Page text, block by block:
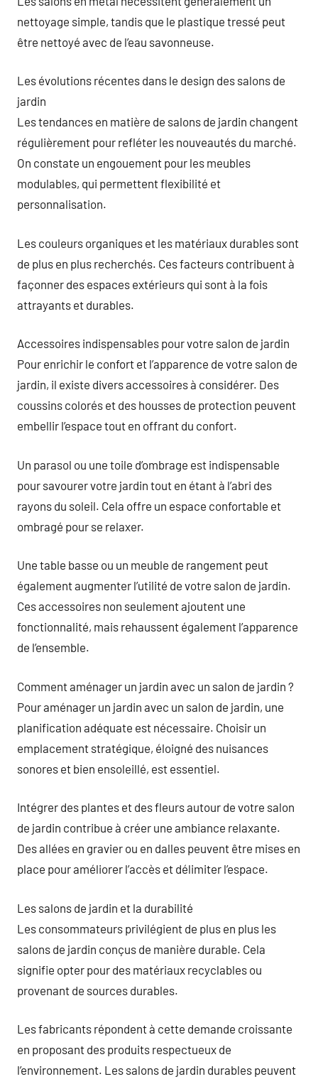
nettoyage simple, tandis que le plastique tressé peut
être nettoyé avec de l’eau savonneuse.
Les évolutions récentes dans le design des salons de
jardin
Les tendances en matière de salons de jardin changent
régulièrement pour refléter les nouveautés du marché.
On constate un engouement pour les meubles
modulables, qui permettent flexibilité et
personnalisation.
Les couleurs organiques et les matériaux durables sont
de plus en plus recherchés. Ces facteurs contribuent à
façonner des espaces extérieurs qui sont à la fois
attrayants et durables.
Accessoires indispensables pour votre salon de jardin
Pour enrichir le confort et l’apparence de votre salon de
jardin, il existe divers accessoires à considérer. Des
coussins colorés et des housses de protection peuvent
embellir l’espace tout en offrant du confort.
Un parasol ou une toile d’ombrage est indispensable
pour savourer votre jardin tout en étant à l’abri des
rayons du soleil. Cela offre un espace confortable et
ombragé pour se relaxer.
Une table basse ou un meuble de rangement peut
également augmenter l’utilité de votre salon de jardin.
Ces accessoires non seulement ajoutent une
fonctionnalité, mais rehaussent également l’apparence
de l’ensemble.
Comment aménager un jardin avec un salon de jardin ?
Pour aménager un jardin avec un salon de jardin, une
planification adéquate est nécessaire. Choisir un
emplacement stratégique, éloigné des nuisances
sonores et bien ensoleillé, est essentiel.
Intégrer des plantes et des fleurs autour de votre salon
de jardin contribue à créer une ambiance relaxante.
Des allées en gravier ou en dalles peuvent être mises en
place pour améliorer l’accès et délimiter l’espace.
Les salons de jardin et la durabilité
Les consommateurs privilégient de plus en plus les
salons de jardin conçus de manière durable. Cela
signifie opter pour des matériaux recyclables ou
provenant de sources durables.
Les fabricants répondent à cette demande croissante
en proposant des produits respectueux de
l’environnement. Les salons de jardin durables peuvent